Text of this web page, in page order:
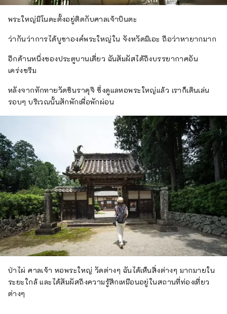
พระใหญ่มิโนดะตั้งอยู่ติดกับศาลเจ้าบินตะ
ว่ากันว่าการได้บูชาองค์พระใหญ่ใน จังหวัดมิเอะ ถือว่าหายากมาก
อีกด้านหนึ่งของประตูบานเดี่ยว ฉันสัมผัสได้ถึงบรรยากาศอัน
เคร่งขรึม
หลังจากทักทายวัดชินราคุจิ ซึ่งดูแลหอพระใหญ่แล้ว เราก็เดินเล่น
รอบๆ บริเวณนั้นสักพักเพื่อพักผ่อน
ป่าไผ่ ศาลเจ้า หอพระใหญ่ วัดต่างๆ ฉันได้เห็นสิ่งต่างๆ มากมายใน
ระยะใกล้ และได้สัมผัสถึงความรู้สึกเหมือนอยู่ในสถานที่ท่องเที่ยว
ต่างๆ